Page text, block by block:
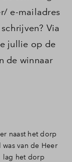
e-mailadres
Via
jullie op de
de winnaar
naast het dorp
van de Heer
lag het dorp